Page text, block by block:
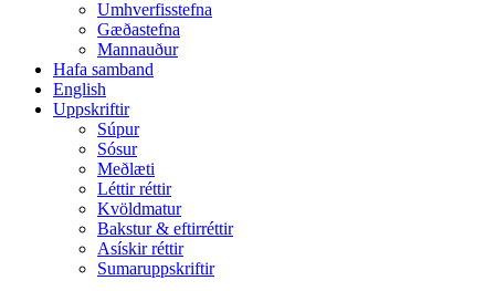
Umhverfisstefna
Gæðastefna
Mannauður
Hafa samband
English
Uppskriftir
Súpur
Sósur
Meðlæti
Léttir réttir
Kvöldmatur
Bakstur & eftirréttir
Asískir réttir
Sumaruppskriftir